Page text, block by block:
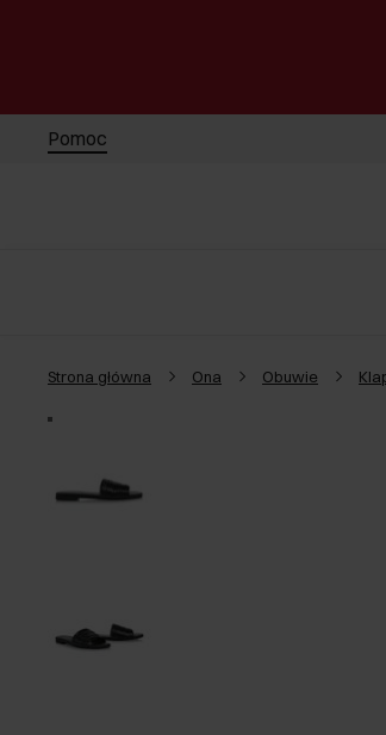
Pomoc
Strona główna Ona Obuwie